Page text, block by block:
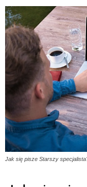
Jak się pisze Starszy